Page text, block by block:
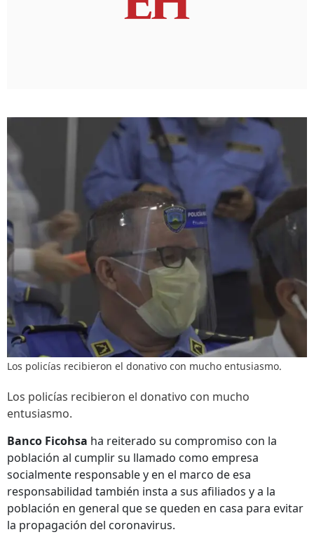
Los policías recibieron el donativo con mucho entusiasmo.
Los policías recibieron el donativo con mucho
entusiasmo.
Banco Ficohsa ha reiterado su compromiso con la
población al cumplir su llamado como empresa
socialmente responsable y en el marco de esa
responsabilidad también insta a sus afiliados y a la
población en general que se queden en casa para evitar
la propagación del coronavirus.